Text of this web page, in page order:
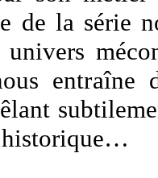
de la série
univers
entraîne